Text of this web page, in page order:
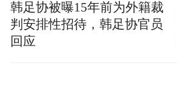
韩足协被曝15年前为外籍裁
判安排性招待，韩足协官员
回应